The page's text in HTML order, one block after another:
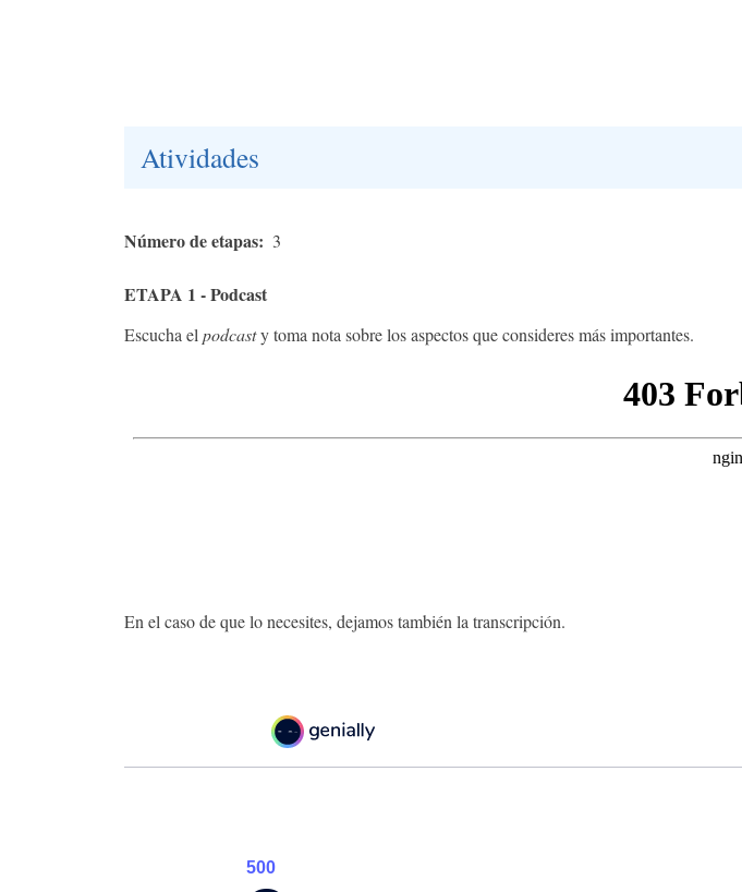
Atividades
Número de etapas 3
ETAPA 1 - Podcast
Escucha el podcasty toma nota sobre los aspectos que consideres más importantes.
En el caso de que lo necesites, dejamos también la transcripción.